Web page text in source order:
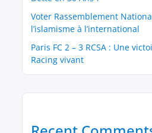
Voter Rassemblement
l’islamisme à l’international
Paris FC 2 – 3 RCSA : Une
Racing vivant